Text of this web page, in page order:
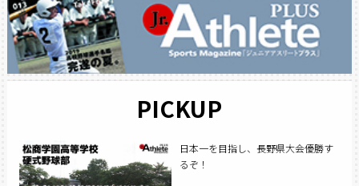
PICKUP
日本一を目指し、長野県大会優勝す
るぞ！